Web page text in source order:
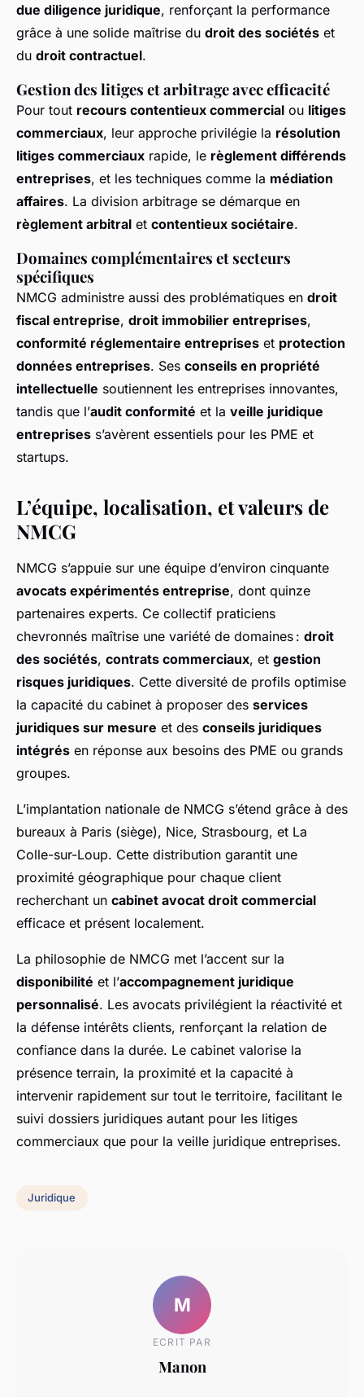
due diligence juridique, renforçant la performance
grâce à une solide maîtrise du droit des sociétés et
du droit contractuel.
Gestion des litiges et arbitrage avec efficacité
Pour tout recours contentieux commercial ou litiges
commerciaux, leur approche privilégie la résolution
litiges commerciaux rapide, le règlement différends
entreprises, et les techniques comme la médiation
affaires. La division arbitrage se démarque en
règlement arbitral et contentieux sociétaire.
Domaines complémentaires et secteurs
spécifiques
NMCG administre aussi des problématiques en droit
fiscal entreprise, droit immobilier entreprises,
conformité réglementaire entreprises et protection
données entreprises. Ses conseils en propriété
intellectuelle soutiennent les entreprises innovantes,
tandis que l’audit conformité et la veille juridique
entreprises s’avèrent essentiels pour les PME et
startups.
L’équipe, localisation, et valeurs de
NMCG
NMCG s’appuie sur une équipe d’environ cinquante
avocats expérimentés entreprise, dont quinze
partenaires experts. Ce collectif praticiens
chevronnés maîtrise une variété de domaines : droit
des sociétés, contrats commerciaux, et gestion
risques juridiques. Cette diversité de profils optimise
la capacité du cabinet à proposer des services
juridiques sur mesure et des conseils juridiques
intégrés en réponse aux besoins des PME ou grands
groupes.
L’implantation nationale de NMCG s’étend grâce à des
bureaux à Paris (siège), Nice, Strasbourg, et La
Colle-sur-Loup. Cette distribution garantit une
proximité géographique pour chaque client
recherchant un cabinet avocat droit commercial
efficace et présent localement.
La philosophie de NMCG met l’accent sur la
disponibilité et l’accompagnement juridique
personnalisé. Les avocats privilégient la réactivité et
la défense intérêts clients, renforçant la relation de
confiance dans la durée. Le cabinet valorise la
présence terrain, la proximité et la capacité à
intervenir rapidement sur tout le territoire, facilitant le
suivi dossiers juridiques autant pour les litiges
commerciaux que pour la veille juridique entreprises.
Juridique
M
ECRIT PAR
Manon